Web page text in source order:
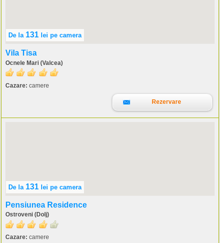
De la 131 lei pe camera
Vila Tisa
Ocnele Mari (Valcea)
Cazare: camere
Rezervare
De la 131 lei pe camera
Pensiunea Residence
Ostroveni (Dolj)
Cazare: camere